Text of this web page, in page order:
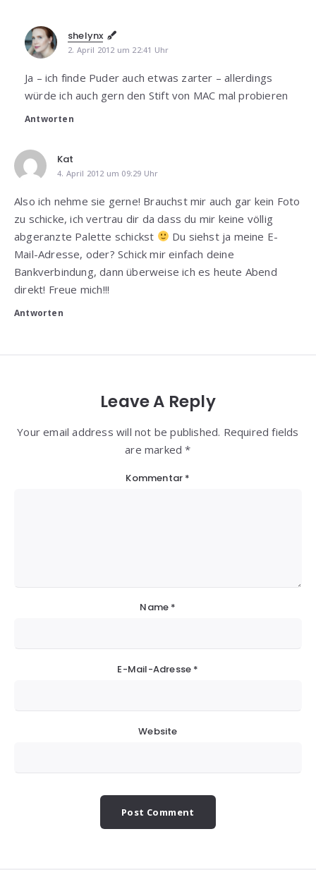
shelynx
2. April 2012 um 22:41 Uhr
Ja – ich finde Puder auch etwas zarter – allerdings
würde ich auch gern den Stift von MAC mal probieren
Antworten
Kat
4. April 2012 um 09:29 Uhr
Also ich nehme sie gerne! Brauchst mir auch gar kein Foto
zu schicke, ich vertrau dir da dass du mir keine völlig
abgeranzte Palette schickst
Du siehst ja meine E-
Mail-Adresse, oder? Schick mir einfach deine
Bankverbindung, dann überweise ich es heute Abend
direkt! Freue mich!!!
Antworten
Leave A Reply
Your email address will not be published. Required fields
are marked *
Kommentar *
Name *
E-Mail-Adresse *
Website